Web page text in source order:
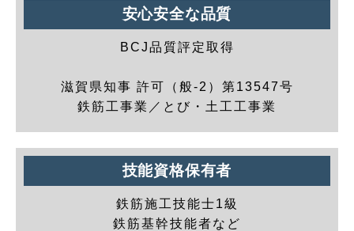
安心安全な品質
BCJ品質評定取得
滋賀県知事 許可（般-2）第13547号
鉄筋工事業／とび・土工工事業
技能資格保有者
鉄筋施工技能士1級
鉄筋基幹技能者など